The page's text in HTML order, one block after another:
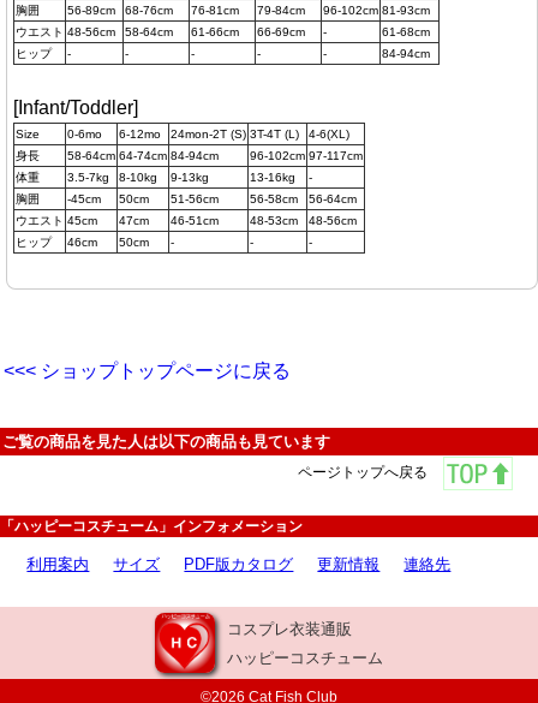
胸囲
56-89cm 68-76cm 76-81cm 79-84cm 96-102cm 81-93cm
ウエスト 48-56cm 58-64cm 61-66cm 66-69cm -
61-68cm
ヒップ
- - - - - 84-94cm
[Infant/Toddler]
Size 0-6mo 6-12mo 24mon-2T (S) 3T-4T (L)
4-6(XL)
身長
58-64cm 64-74cm 84-94cm 96-102cm 97-117cm
体重
3.5-7kg 8-10kg 9-13kg 13-16kg
-
胸囲
-45cm 50cm 51-56cm 56-58cm
56-64cm
ウエスト 45cm 47cm 46-51cm 48-53cm
48-56cm
ヒップ
46cm 50cm - - -
<<< ショップトップページに戻る
ご覧の商品を見た人は以下の商品も見ています
ページトップへ戻る
「ハッピーコスチューム」インフォメーション
利用案内 サイズ PDF版カタログ 更新情報 連絡先
コスプレ衣装通販
ハッピーコスチューム
©2026 Cat Fish Club